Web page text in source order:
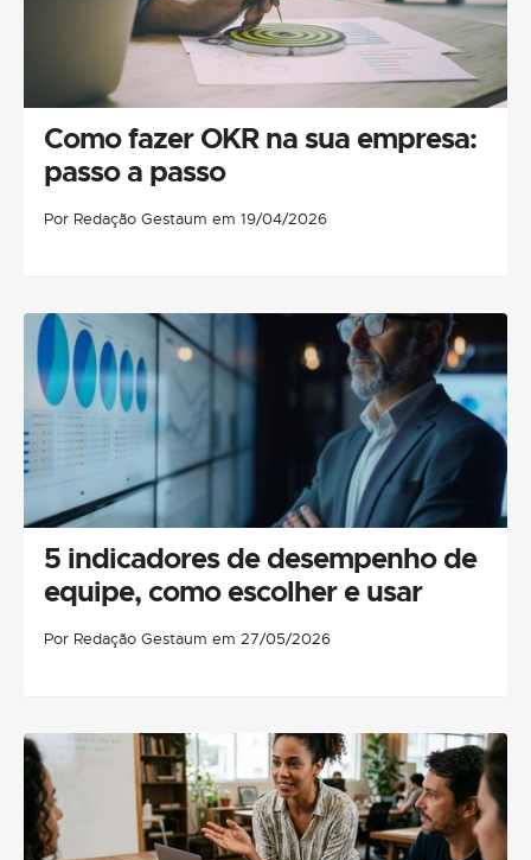
Como fazer OKR na sua empresa:
passo a passo
Por Redação Gestaum em 19/04/2026
5 indicadores de desempenho de
equipe, como escolher e usar
Por Redação Gestaum em 27/05/2026